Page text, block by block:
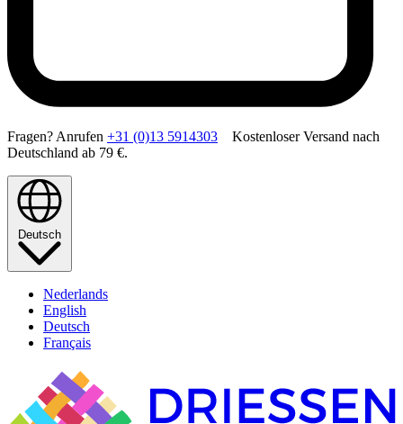
Fragen? Anrufen +31 (0)13 5914303 Kostenloser Versand nach
Deutschland ab 79 €.
Deutsch
Nederlands
English
Deutsch
Français